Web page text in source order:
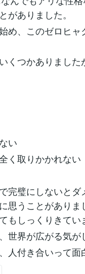
がありました。
め、このゼロヒ
くつかありました
い
く取りかかれない
完璧にしないと
思うことがあり
もしっくりきてい
世界が広がる気が
人付き合いって